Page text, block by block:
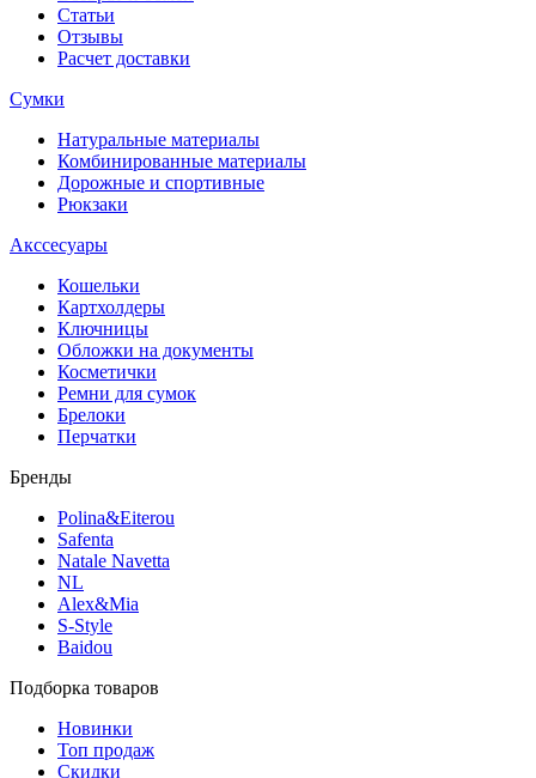
Статьи
Отзывы
Расчет доставки
Сумки
Натуральные материалы
Комбинированные материалы
Дорожные и спортивные
Рюкзаки
Акссесуары
Кошельки
Картхолдеры
Ключницы
Обложки на документы
Косметички
Ремни для сумок
Брелоки
Перчатки
Бренды
Polina&Eiterou
Safenta
Natale Navetta
NL
Alex&Mia
S-Style
Baidou
Подборка товаров
Новинки
Топ продаж
Скидки